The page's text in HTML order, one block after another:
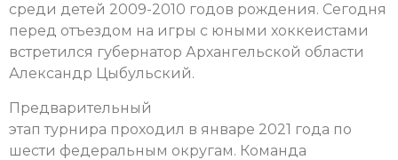
среди детей 2009-2010 годов рождения. Сегодня
перед отъездом на игры с юными хоккеистами
встретился губернатор Архангельской области
Александр Цыбульский.
Предварительный
этап турнира проходил в январе 2021 года по
шести федеральным округам. Команда